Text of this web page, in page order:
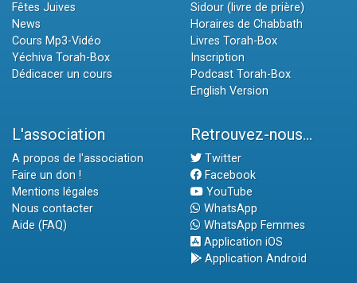
Fêtes Juives
News
Cours Mp3-Vidéo
Yéchiva Torah-Box
Dédicacer un cours
Sidour (livre de prière)
Horaires de Chabbath
Livres Torah-Box
Inscription
Podcast Torah-Box
English Version
L'association
A propos de l'association
Faire un don !
Mentions légales
Nous contacter
Aide (FAQ)
Retrouvez-nous...
Twitter
Facebook
YouTube
WhatsApp
WhatsApp Femmes
Application iOS
Application Android